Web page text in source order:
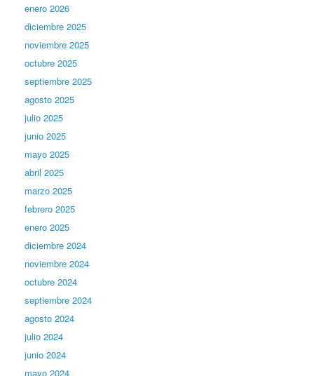
enero 2026
diciembre 2025
noviembre 2025
octubre 2025
septiembre 2025
agosto 2025
julio 2025
junio 2025
mayo 2025
abril 2025
marzo 2025
febrero 2025
enero 2025
diciembre 2024
noviembre 2024
octubre 2024
septiembre 2024
agosto 2024
julio 2024
junio 2024
mayo 2024